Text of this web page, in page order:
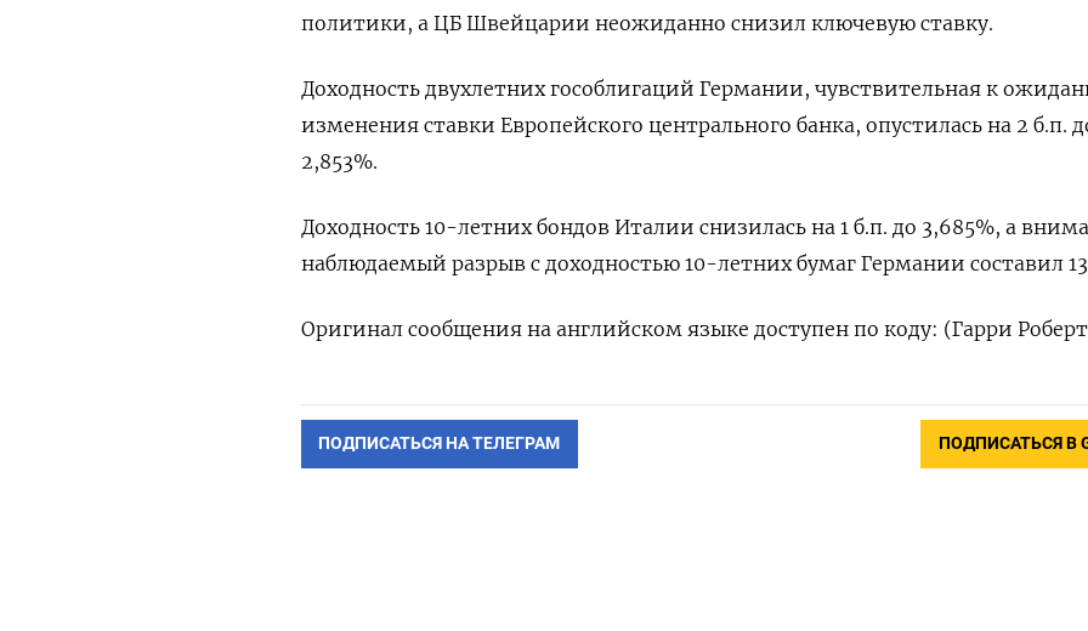
политики, а ЦБ Швейцарии неожиданно снизил ключевую ставку.
Доходность двухлетних гособлигаций Германии, чувствительная к
изменения ставки Европейского центрального банка, опустилась на 2 б.п.
2,853%.
Доходность 10-летних бондов Италии снизилась на 1 б.п. до 3,685%, а
наблюдаемый разрыв с доходностью 10-летних бумаг Германии составил
Оригинал сообщения на английском языке доступен по коду: (Гарри
ПОДПИСАТЬСЯ НА ТЕЛЕГРАМ ПОДПИСАТЬСЯ В